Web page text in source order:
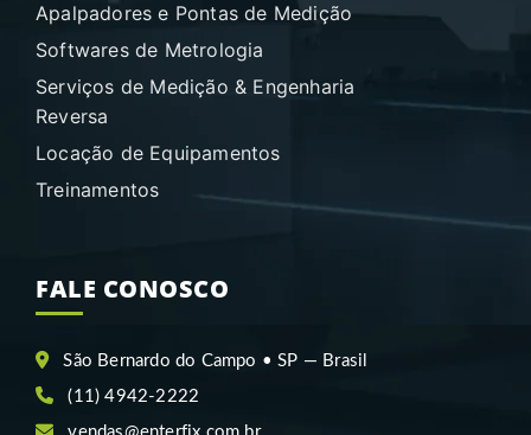
Apalpadores e Pontas de Medição
Softwares de Metrologia
Serviços de Medição & Engenharia
Reversa
Locação de Equipamentos
Treinamentos
FALE CONOSCO
São Bernardo do Campo • SP — Brasil
(11) 4942-2222